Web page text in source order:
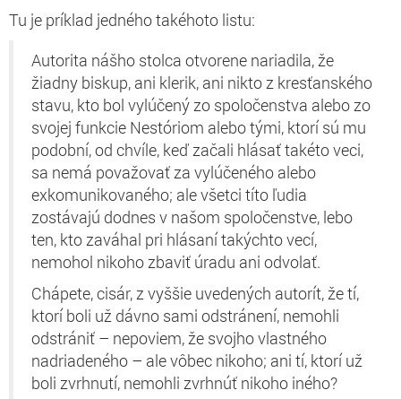
Tu je príklad jedného takéhoto listu:
Autorita nášho stolca otvorene nariadila, že
žiadny biskup, ani klerik, ani nikto z kresťanského
stavu, kto bol vylúčený zo spoločenstva alebo zo
svojej funkcie Nestóriom alebo tými, ktorí sú mu
podobní, od chvíle, keď začali hlásať takéto veci,
sa nemá považovať za vylúčeného alebo
exkomunikovaného; ale všetci títo ľudia
zostávajú dodnes v našom spoločenstve, lebo
ten, kto zaváhal pri hlásaní takýchto vecí,
nemohol nikoho zbaviť úradu ani odvolať.
Chápete, cisár, z vyššie uvedených autorít, že tí,
ktorí boli už dávno sami odstránení, nemohli
odstrániť – nepoviem, že svojho vlastného
nadriadeného – ale vôbec nikoho; ani tí, ktorí už
boli zvrhnutí, nemohli zvrhnúť nikoho iného?